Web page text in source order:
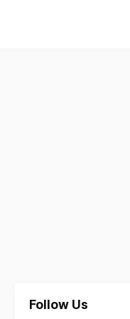
Follow Us